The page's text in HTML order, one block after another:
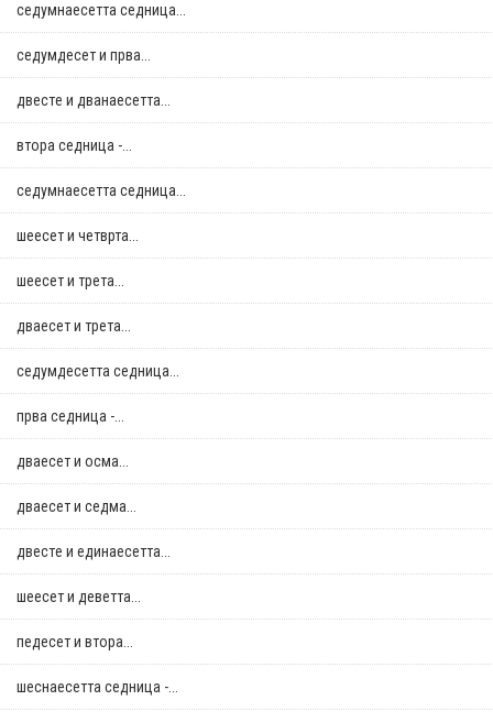
седумнаесетта седница...
седумдесет и прва...
двестe и дванаесетта...
втора седница -...
седумнаесетта седница...
шеесет и четврта...
шеесет и трета...
дваесет и трета...
седумдесетта седница...
прва седница -...
дваесет и осма...
дваесет и седма...
двестe и единаесетта...
шеесет и деветта...
педесет и втора...
шеснаесетта седница -...